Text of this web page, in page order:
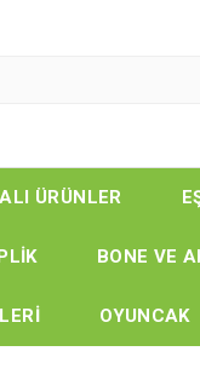
ÜRÜNLER
BONE VE
OYUNCAK